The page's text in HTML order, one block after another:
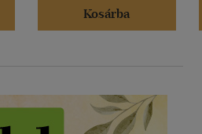
Kosárba